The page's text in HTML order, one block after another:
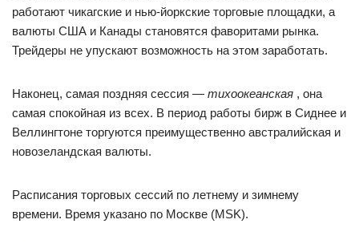
работают чикагские и нью-йоркские торговые площадки, а
валюты США и Канады становятся фаворитами рынка.
Трейдеры не упускают возможность на этом заработать.
Наконец, самая поздняя сессия — тихоокеанская , она
самая спокойная из всех. В период работы бирж в Сиднее и
Веллингтоне торгуются преимущественно австралийская и
новозеландская валюты.
Расписания торговых сессий по летнему и зимнему
времени. Время указано по Москве (MSK).